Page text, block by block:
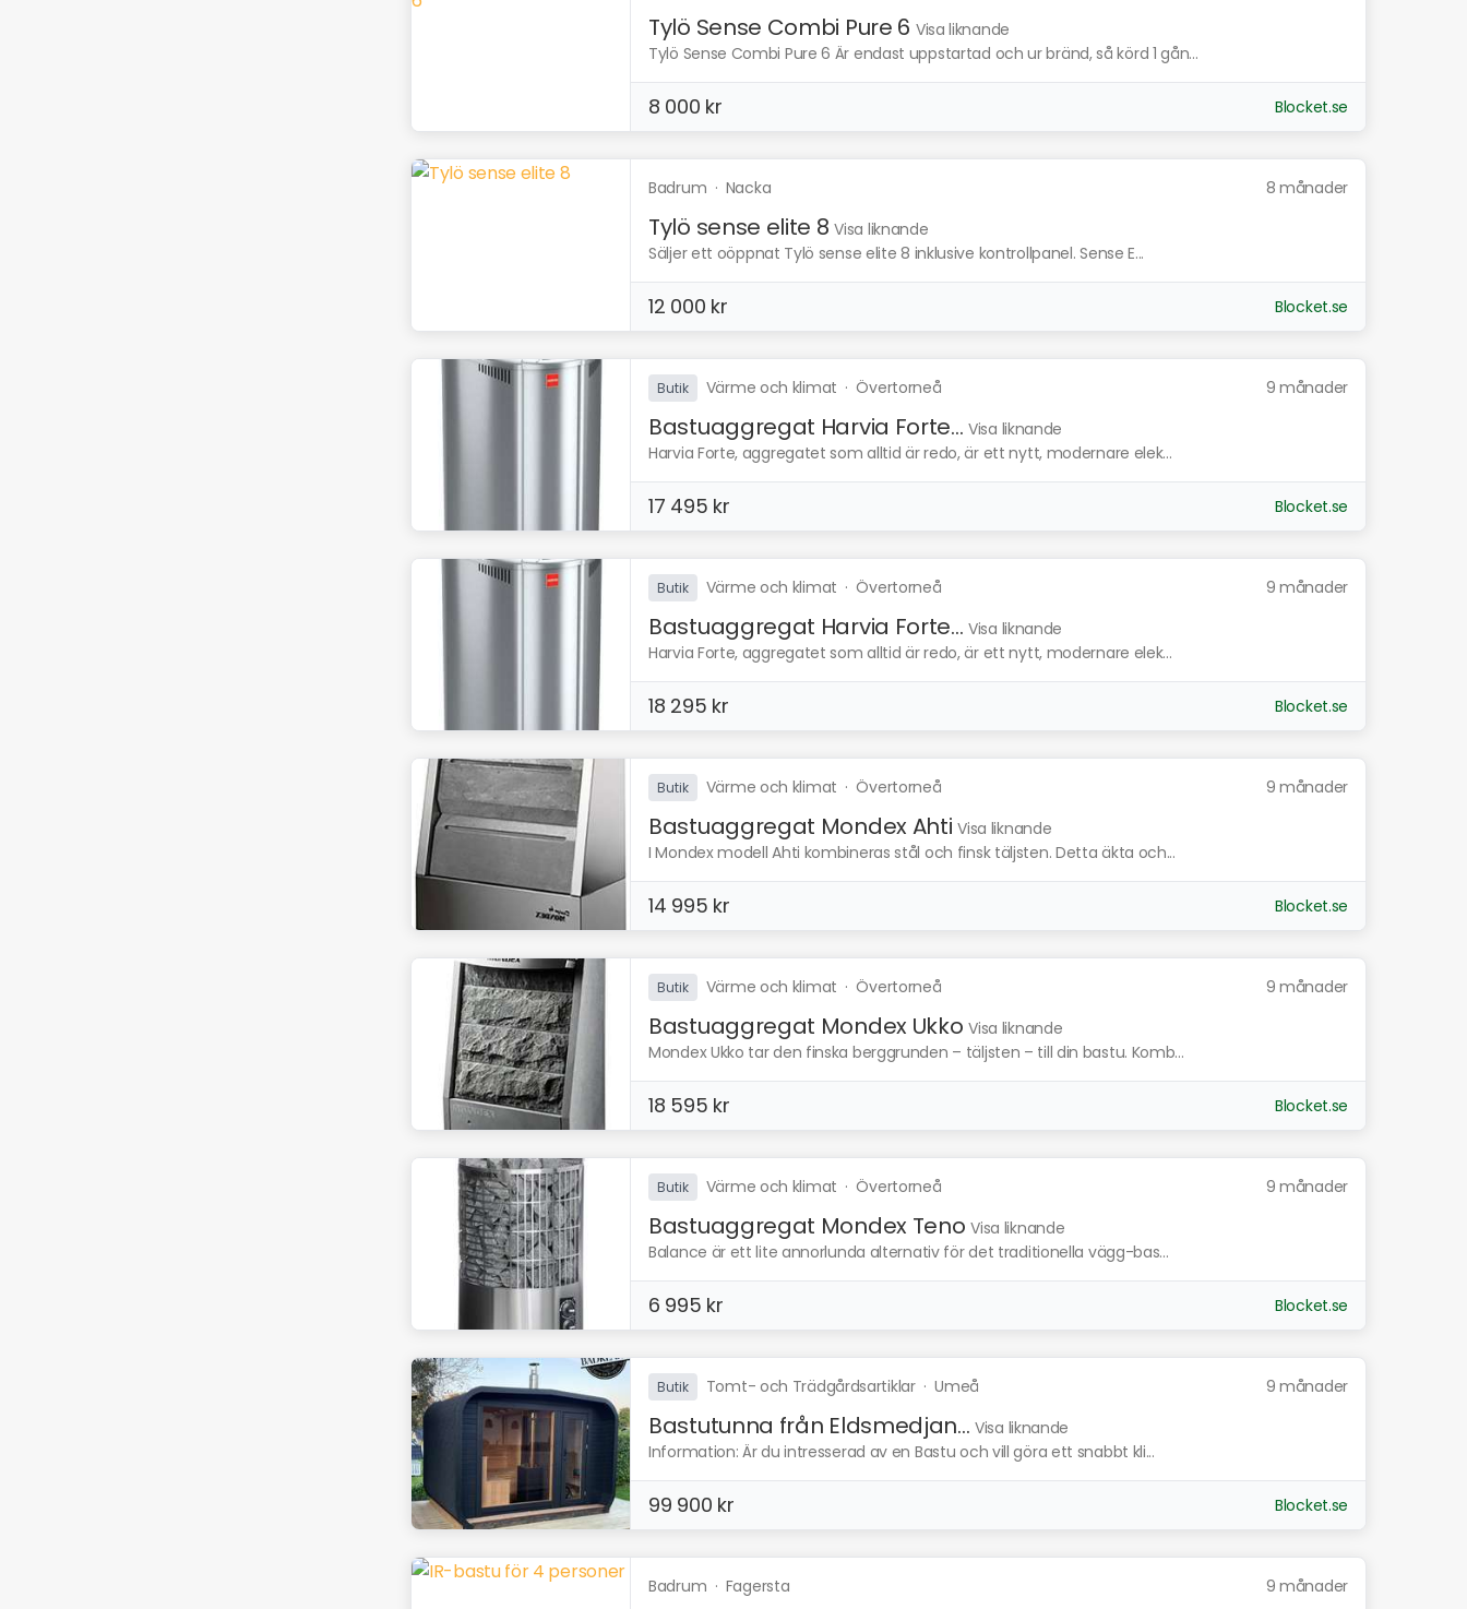
Tylö Sense Combi Pure 6 Visa liknande
Tylö Sense Combi Pure 6 Är endast uppstartad och ur bränd, så körd 1 gån...
8 000 kr Blocket.se
Badrum · Nacka 8 månader
Tylö sense elite 8 Visa liknande
Säljer ett oöppnat Tylö sense elite 8 inklusive kontrollpanel. Sense E...
12 000 kr Blocket.se
Butik Värme och klimat ·Övertorneå 9 månader
Bastuaggregat Harvia Forte... Visa liknande
Harvia Forte, aggregatet som alltid är redo, är ett nytt, modernare elek...
17 495 kr Blocket.se
Butik Värme och klimat ·Övertorneå 9 månader
Bastuaggregat Harvia Forte... Visa liknande
Harvia Forte, aggregatet som alltid är redo, är ett nytt, modernare elek...
18 295 kr Blocket.se
Butik Värme och klimat ·Övertorneå 9 månader
Bastuaggregat Mondex Ahti Visa liknande
I Mondex modell Ahti kombineras stål och finsk täljsten. Detta äkta och...
14 995 kr Blocket.se
Butik Värme och klimat ·Övertorneå 9 månader
Bastuaggregat Mondex Ukko Visa liknande
Mondex Ukko tar den finska berggrunden – täljsten – till din bastu. Komb...
18 595 kr Blocket.se
Butik Värme och klimat ·Övertorneå 9 månader
Bastuaggregat Mondex Teno Visa liknande
Balance är ett lite annorlunda alternativ för det traditionella vägg-bas...
6 995 kr Blocket.se
Butik Tomt- och Trädgårdsartiklar·Umeå 9 månader
Bastutunna från Eldsmedjan... Visa liknande
Information: Är du intresserad av en Bastu och vill göra ett snabbt kli...
99 900 kr Blocket.se
Badrum · Fagersta 9 månader